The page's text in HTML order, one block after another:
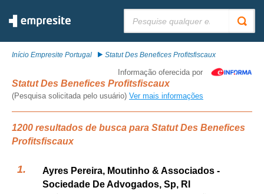
Início Empresite Portugal Statut Des Benefices Profitsfiscaux
Informação oferecida por
Statut Des Benefices Profitsfiscaux
(Pesquisa solicitada pelo usuário) Ver mais informações
1200 resultados de busca para Statut Des Benefices
Profitsfiscaux
Ayres Pereira, Moutinho & Associados -
Sociedade De Advogados, Sp, Rl